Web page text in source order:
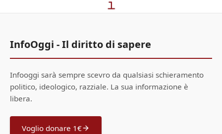
InfoOggi - Il diritto di sapere
Infooggi sarà sempre scevro da qualsiasi schieramento
politico, ideologico, razziale. La sua informazione è
libera.
Voglio donare 1€